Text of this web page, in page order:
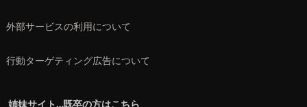
外部サービスの利用について
行動ターゲティング広告について
姉妹サイト…既卒の方はこちら